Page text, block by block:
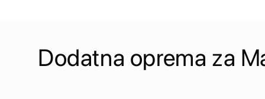
Dodatna oprema za